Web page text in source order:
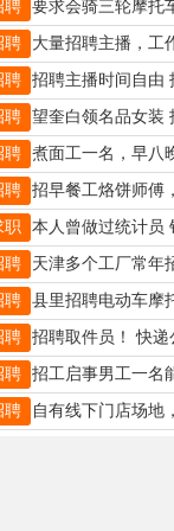
聘
聘
聘
聘
聘
聘
职
聘
聘
聘
聘
聘